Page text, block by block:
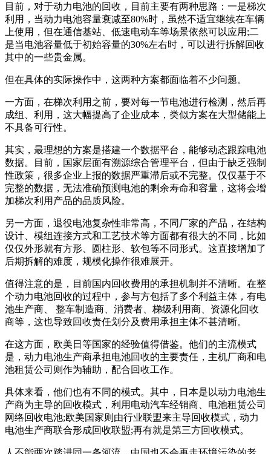
目前，对于动力电池的回收，目前主要有两种思路：一是梯次
利用，当动力电池容量衰减至80%时，虽然不适宜继续在车辆
上使用，但在通信基站、低速电动车等场景依然可以应用;二
是当电池容量低于初始容量的30%左右时，可以进行拆解回收
其中的一些贵金属。
但在具体的实际操作中，这两种方案都面临着不少问题。
一方面，在梯次利用之前，要对每一节电池进行检测，然后再
成组、利用，这大幅提高了企业成本，类似方案在大型储能上
不具备可行性。
其实，最理想的方案是搭建一个数据平台，能够动态跟踪电池
数据。目前，国家层面有溯源综合管理平台，但由于缺乏强制
性政策，很多企业上报的数据严重滞后或不完整。仅仅基于不
完整的数据，无法准确预测电池的剩余寿命和容量，这将会增
加梯次利用产品的品质风险。
另一方面，退役电池复杂性非常高，不同厂家的产品，在结构
设计、模组连接方式和工艺技术等方面都有很大的不同，比如
仅仅外形就有方形、圆柱形、软包等不同形式。这直接增加了
后期拆解的难度，规模化操作很难展开。
值得注意的是，目前国内回收费用的承担机制并不清晰。在整
个动力电池回收的过程中，参与方包括了多个利益主体，有电
池生产商、 整车制造商、消费者、梯级利用商、资源化回收
商等，这也导致回收责任划分及费用承担主体不甚清晰。
在这方面，欧美日等国家的经验值得借鉴。他们的主流模式
是，动力电池生产商承担电池回收的主要责任，主机厂商和电
池租赁公司则作为辅助，配合回收工作。
具体来看，他们也有不同的模式。其中，日本是以动力电池生
产商为主导的回收模式，利用电动汽车经销商、电池租赁公司
网络回收电池;欧美国家则由行业联盟来主导回收模式，动力
电池生产商联合形成回收联盟;再有就是第三方回收模式。